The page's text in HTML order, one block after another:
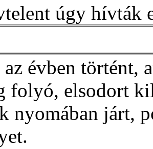
úgy hívták
évben történt,
folyó, elsodort
nyomában járt,